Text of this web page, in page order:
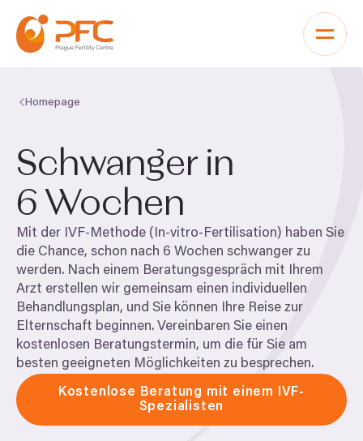
Homepage
Schwanger in
6 Wochen
Mit der IVF-Methode (In-vitro-Fertilisation) haben Sie
die Chance, schon nach 6 Wochen schwanger zu
werden. Nach einem Beratungsgespräch mit Ihrem
Arzt erstellen wir gemeinsam einen individuellen
Behandlungsplan, und Sie können Ihre Reise zur
Elternschaft beginnen. Vereinbaren Sie einen
kostenlosen Beratungstermin, um die für Sie am
besten geeigneten Möglichkeiten zu besprechen.
Kostenlose Beratung mit einem IVF-
Spezialisten